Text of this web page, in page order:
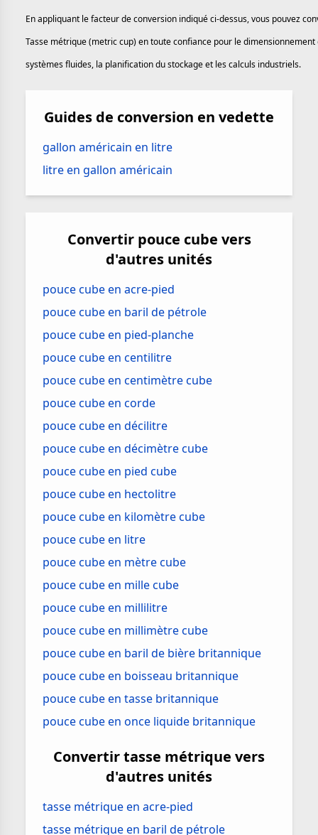
En appliquant le facteur de conversion indiqué ci-dessus, vous pouvez
Tasse métrique (metric cup) en toute confiance pour le dimensionnement
systèmes fluides, la planification du stockage et les calculs industriels.
Guides de conversion en vedette
gallon américain en litre
litre en gallon américain
Convertir pouce cube vers
d'autres unités
pouce cube en acre-pied
pouce cube en baril de pétrole
pouce cube en pied-planche
pouce cube en centilitre
pouce cube en centimètre cube
pouce cube en corde
pouce cube en décilitre
pouce cube en décimètre cube
pouce cube en pied cube
pouce cube en hectolitre
pouce cube en kilomètre cube
pouce cube en litre
pouce cube en mètre cube
pouce cube en mille cube
pouce cube en millilitre
pouce cube en millimètre cube
pouce cube en baril de bière britannique
pouce cube en boisseau britannique
pouce cube en tasse britannique
pouce cube en once liquide britannique
Convertir tasse métrique vers
d'autres unités
tasse métrique en acre-pied
tasse métrique en baril de pétrole